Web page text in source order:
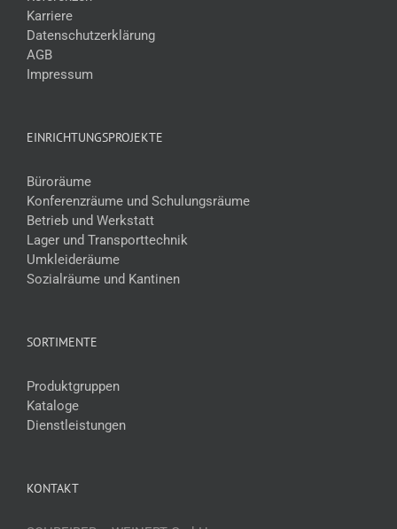
Karriere
Datenschutzerklärung
AGB
Impressum
EINRICHTUNGSPROJEKTE
Büroräume
Konferenzräume und Schulungsräume
Betrieb und Werkstatt
Lager und Transporttechnik
Umkleideräume
Sozialräume und Kantinen
SORTIMENTE
Produktgruppen
Kataloge
Dienstleistungen
KONTAKT